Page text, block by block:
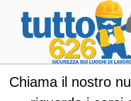
Chiama il nostro